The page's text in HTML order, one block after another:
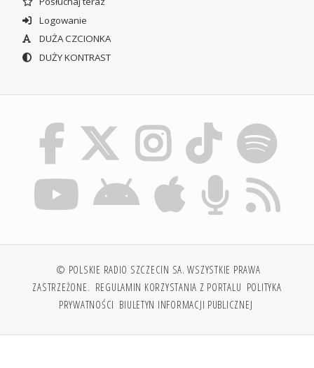
Logowanie
DUŻA CZCIONKA
DUŻY KONTRAST
© POLSKIE RADIO SZCZECIN SA. WSZYSTKIE PRAWA
ZASTRZEŻONE. REGULAMIN KORZYSTANIA Z PORTALU POLITYKA
PRYWATNOŚCI BIULETYN INFORMACJI PUBLICZNEJ